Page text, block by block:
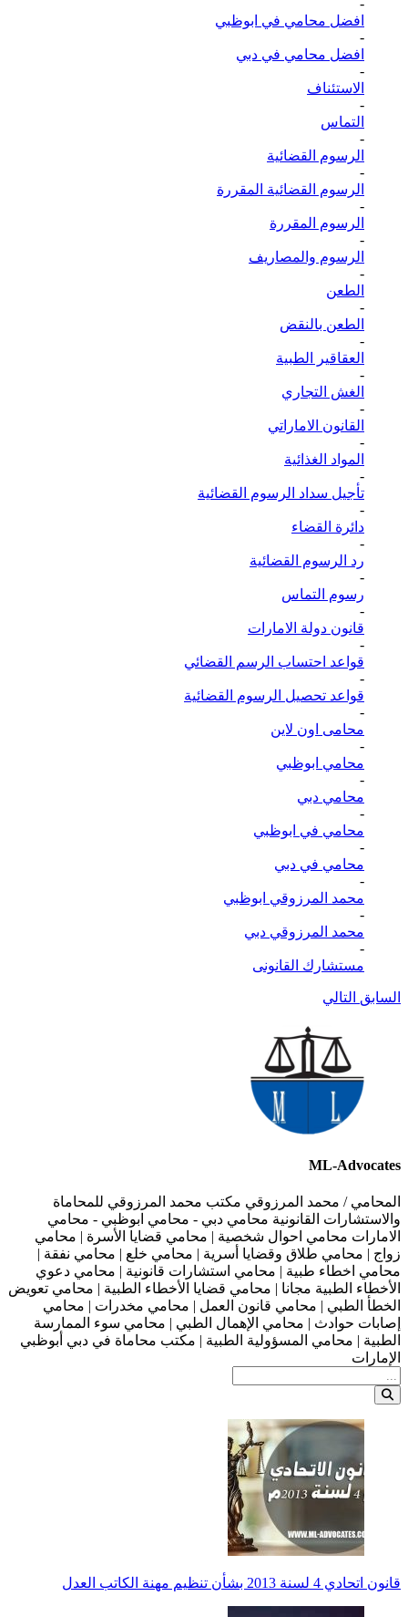
افضل محامي في ابوظبي
-
افضل محامي في دبي
-
الاستئناف
-
التماس
-
الرسوم القضائية
-
الرسوم القضائية المقررة
-
الرسوم المقررة
-
الرسوم والمصاريف
-
الطعن
-
الطعن بالنقض
-
العقاقير الطبية
-
الغش التجاري
-
القانون الاماراتي
-
المواد الغذائية
-
تأجيل سداد الرسوم القضائية
-
دائرة القضاء
-
رد الرسوم القضائية
-
رسوم التماس
-
قانون دولة الامارات
-
قواعد احتساب الرسم القضائي
-
قواعد تحصيل الرسوم القضائية
-
محامى اون لاين
-
محامي ابوظبي
-
محامي دبي
-
محامي في ابوظبي
-
محامي في دبي
-
محمد المرزوقي ابوظبي
-
محمد المرزوقي دبي
-
مستشارك القانونى
السابق التالي
ML-Advocates
المحامي / محمد المرزوقي مكتب محمد المرزوقي للمحاماة
والاستشارات القانونية محامي دبي - محامي ابوظبي - محامي
الامارات محامي احوال شخصية | محامي قضايا الأسرة | محامي
زواج | محامي طلاق وقضايا أسرية | محامي خلع | محامي نفقة |
محامي اخطاء طبية | محامي استشارات قانونية | محامي دعوي
الأخطاء الطبية مجانا | محامي قضايا الأخطاء الطبية | محامي تعويض
الخطأ الطبي | محامي قانون العمل | محامي مخدرات | محامي
إصابات حوادث | محامي الإهمال الطبي | محامي سوء الممارسة
الطبية | محامي المسؤولية الطبية | مكتب محاماة في دبي أبوظبي
الإمارات
قانون اتحادي 4 لسنة 2013 بشأن تنظيم مهنة الكاتب العدل